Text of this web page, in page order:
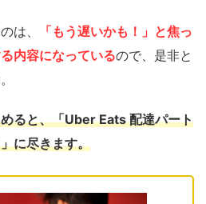
は、
「もう遅いかも！」と焦っ
内容になっているので、是非と
ると、「Uber Eats 配達パート
に尽きます。